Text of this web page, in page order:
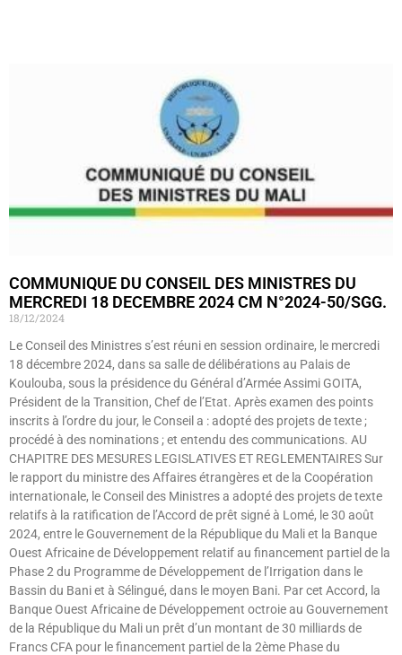
COMMUNIQUE DU CONSEIL DES MINISTRES DU
MERCREDI 18 DECEMBRE 2024 CM N°2024-50/SGG.
18/12/2024
Le Conseil des Ministres s’est réuni en session ordinaire, le mercredi
18 décembre 2024, dans sa salle de délibérations au Palais de
Koulouba, sous la présidence du Général d’Armée Assimi GOITA,
Président de la Transition, Chef de l’Etat. Après examen des points
inscrits à l’ordre du jour, le Conseil a : adopté des projets de texte ;
procédé à des nominations ; et entendu des communications. AU
CHAPITRE DES MESURES LEGISLATIVES ET REGLEMENTAIRES Sur
le rapport du ministre des Affaires étrangères et de la Coopération
internationale, le Conseil des Ministres a adopté des projets de texte
relatifs à la ratification de l’Accord de prêt signé à Lomé, le 30 août
2024, entre le Gouvernement de la République du Mali et la Banque
Ouest Africaine de Développement relatif au financement partiel de la
Phase 2 du Programme de Développement de l’Irrigation dans le
Bassin du Bani et à Sélingué, dans le moyen Bani. Par cet Accord, la
Banque Ouest Africaine de Développement octroie au Gouvernement
de la République du Mali un prêt d’un montant de 30 milliards de
Francs CFA pour le financement partiel de la 2ème Phase du